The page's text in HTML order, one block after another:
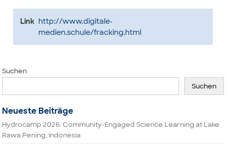
Link http://www.digitale-
medien.schule/fracking.html
Suchen
Suchen
Neueste Beiträge
Hydrocamp 2026: Community-Engaged Science Learning at Lake
Rawa Pening, Indonesia